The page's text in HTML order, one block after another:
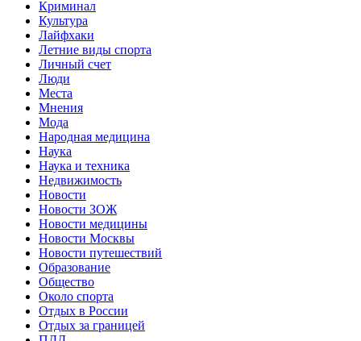
Криминал
Культура
Лайфхаки
Летние виды спорта
Личный счет
Люди
Места
Мнения
Мода
Народная медицина
Наука
Наука и техника
Недвижимость
Новости
Новости ЗОЖ
Новости медицины
Новости Москвы
Новости путешествий
Образование
Общество
Около спорта
Отдых в России
Отдых за границей